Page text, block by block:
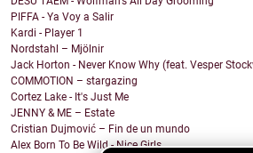
PIFFA - Ya Voy a Salir
Kardi - Player 1
Nordstahl – Mjölnir
Jack Horton - Never Know Why (feat. Vesper
COMMOTION – stargazing
Cortez Lake - It's Just Me
JENNY & ME – Estate
Cristian Dujmović – Fin de un mundo
Alex Born To Be Wild - Nice Girls